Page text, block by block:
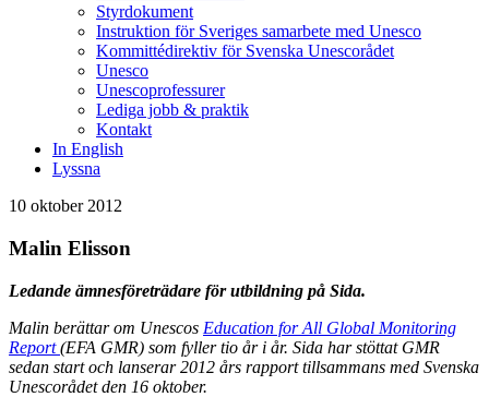
Styrdokument
Instruktion för Sveriges samarbete med Unesco
Kommittédirektiv för Svenska Unescorådet
Unesco
Unescoprofessurer
Lediga jobb & praktik
Kontakt
In English
Lyssna
10 oktober 2012
Malin Elisson
Ledande ämnesföreträdare för utbildning på Sida.
Malin berättar om Unescos Education for All Global Monitoring
Report(EFA GMR) som fyller tio år i år. Sida har stöttat GMR
sedan start och lanserar 2012 års rapport tillsammans med Svenska
Unescorådet den 16 oktober.